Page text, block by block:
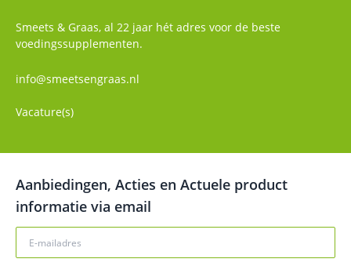
Smeets & Graas, al 22 jaar hét adres voor de beste
voedingssupplementen.
info@smeetsengraas.nl
Vacature(s)
Aanbiedingen, Acties en Actuele product
informatie via email